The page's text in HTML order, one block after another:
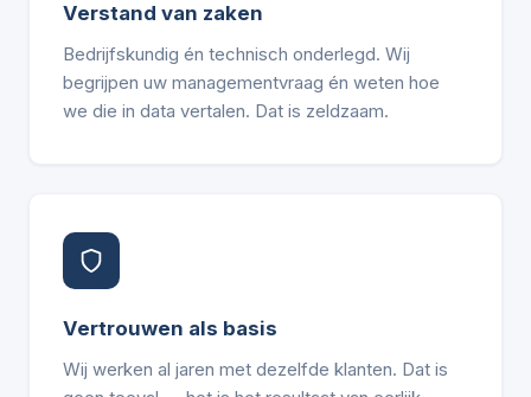
Verstand van zaken
Bedrijfskundig én technisch onderlegd. Wij
begrijpen uw managementvraag én weten hoe
we die in data vertalen. Dat is zeldzaam.
Vertrouwen als basis
Wij werken al jaren met dezelfde klanten. Dat is